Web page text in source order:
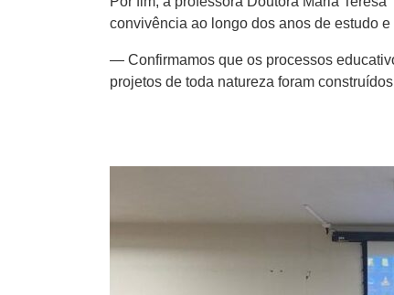
convivência ao longo dos anos de estudo
— Confirmamos que os processos
projetos de toda natureza foram